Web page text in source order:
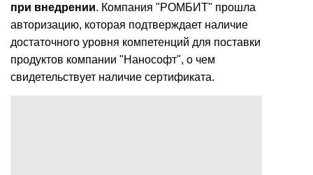
при внедрении. Компания "РОМБИТ" прошла
авторизацию, которая подтверждает наличие
достаточного уровня компетенций для поставки
продуктов компании "Нанософт", о чем
свидетельствует наличие сертификата.